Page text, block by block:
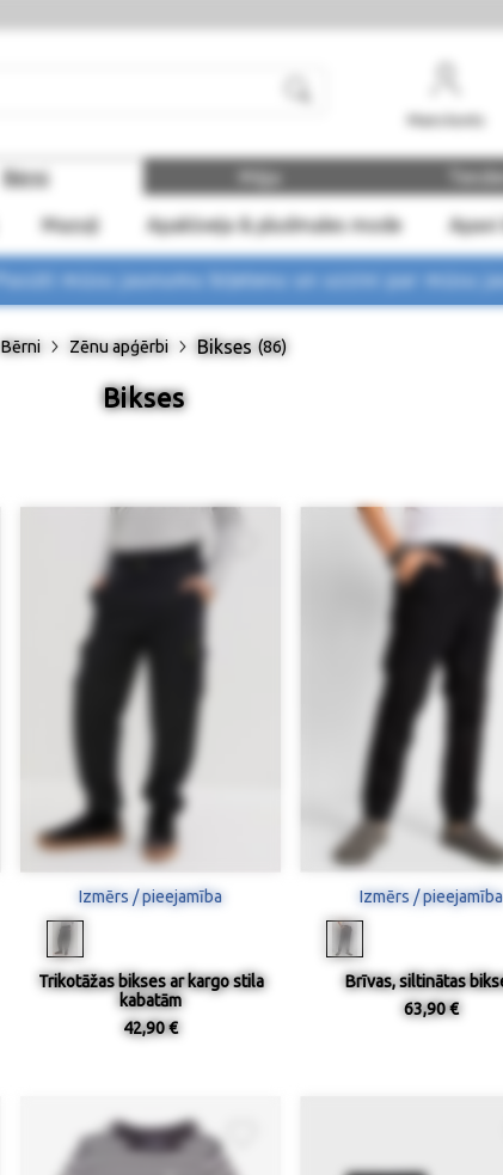
Mans konts
Bērni
Mazuļi Apakšveļa & pludmales mode Apavi
Māja
Pasūti mūsu jaunumu biļetenu un uzzini par mūsu
Bērni Zēnu apģērbi Bikses (86)
Bikses
Izmērs / pieejamība
Trikotāžas bikses ar kargo stila
kabatām
42,90 €
Izmērs / pieejamība
Brīvas, siltinātas
63,90 €